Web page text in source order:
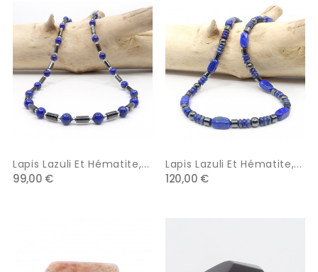
Lapis Lazuli Et Hématite,...
99,00 €
Lapis Lazuli Et Hématite,...
120,00 €